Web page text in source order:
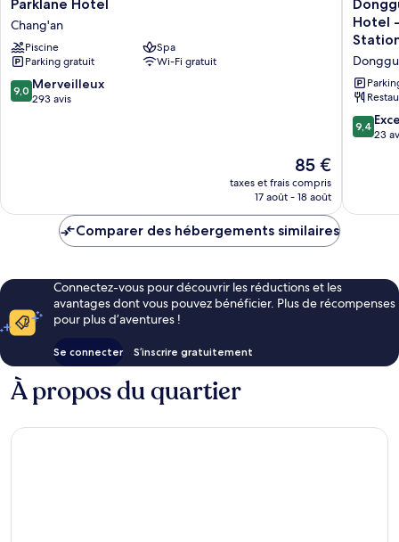
Hotel
Chang'an
Parklane Hotel
Chang'an
Piscine
Spa
Parking gratuit
Wi-Fi gratuit
9.0
sur
9,0 Merveilleux
293 avis
Le
nouveau
prix
de
85 €
taxes et frais compris
17 août - 18 août
Shan
Zhi
Ye
Hotel
-
Houjie
Station
Hotel
9.4
sur
9,4
23
Comparer des hébergements similaires
Connectez-vous pour découvrir les réductions et les
avantages dont vous pouvez bénéficier. Plus de récompenses
pour plus d’aventures !
Se connecter S’inscrire gratuitement
À propos du quartier